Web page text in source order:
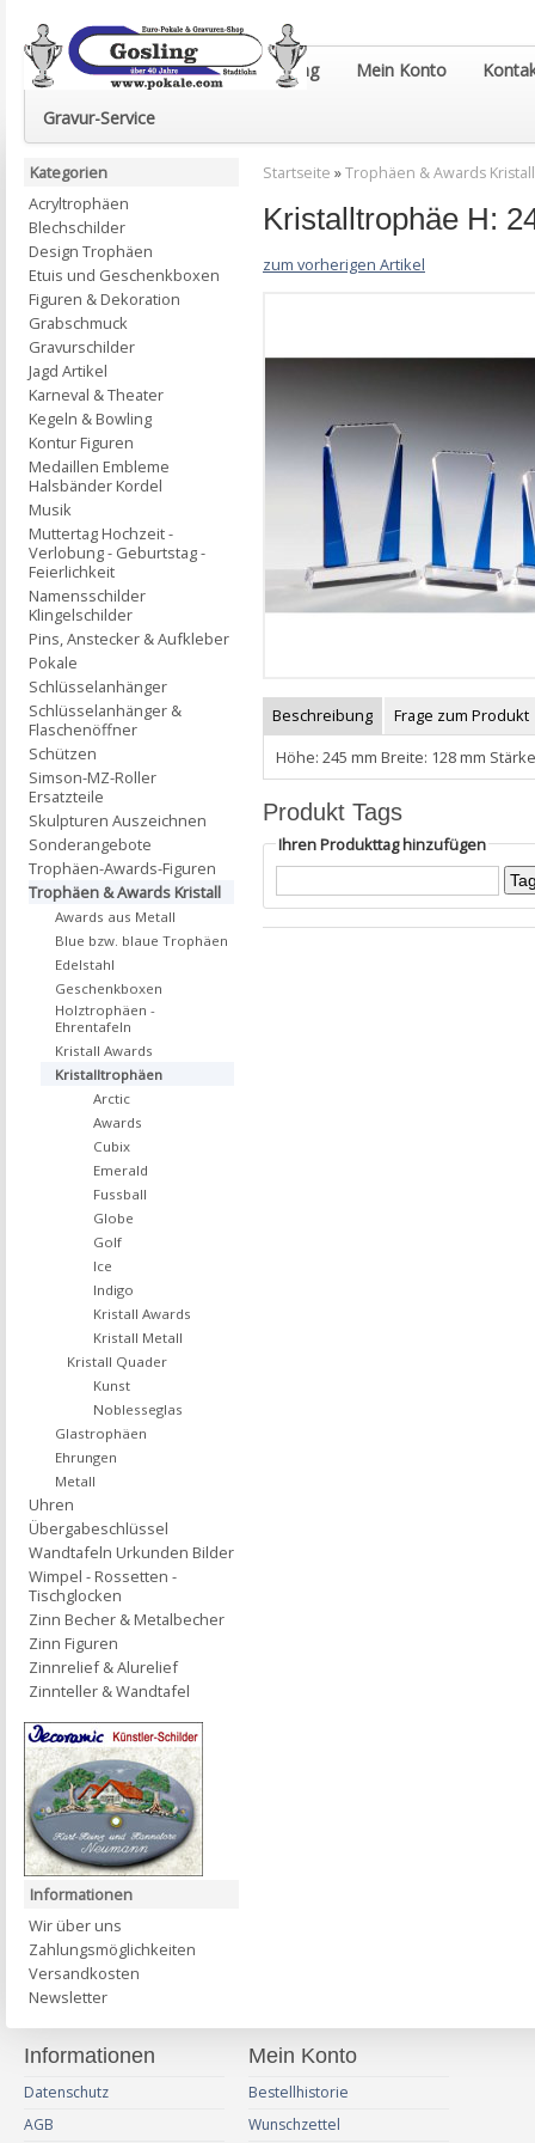
Euro-Pokale & Gravur-Shop Gosling Mein Konto
Gravur-Service
Startseite »Trophäen & Awards Kristall
Kristalltrophäe H:
zum vorherigen Artikel
Beschreibung
Frage zum Produkt
Höhe: 245 mm Breite: 128 mm
Produkt Tags
Ihren Produkttag hinzufügen
Kategorien
Acryltrophäen
Blechschilder
Design Trophäen
Etuis und Geschenkboxen
Figuren & Dekoration
Grabschmuck
Gravurschilder
Jagd Artikel
Karneval & Theater
Kegeln & Bowling
Kontur Figuren
Medaillen Embleme
Halsbänder Kordel
Musik
Muttertag Hochzeit -
Verlobung - Geburtstag -
Feierlichkeit
Namensschilder
Klingelschilder
Pins, Anstecker & Aufkleber
Pokale
Schlüsselanhänger
Schlüsselanhänger &
Flaschenöffner
Schützen
Simson-MZ-Roller
Ersatzteile
Skulpturen Auszeichnen
Sonderangebote
Trophäen-Awards-Figuren
Trophäen & Awards Kristall
Awards aus Metall
Blue bzw. blaue Trophäen
Edelstahl
Geschenkboxen
Holztrophäen -
Ehrentafeln
Kristall Awards
Kristalltrophäen
Arctic
Awards
Cubix
Emerald
Fussball
Globe
Golf
Ice
Indigo
Kristall Awards
Kristall Metall
Kristall Quader
Kunst
Noblesseglas
Glastrophäen
Ehrungen
Metall
Uhren
Übergabeschlüssel
Wandtafeln Urkunden Bilder
Wimpel - Rossetten -
Tischglocken
Zinn Becher & Metalbecher
Zinn Figuren
Zinnrelief & Alurelief
Zinnteller & Wandtafel
Informationen
Wir über uns
Zahlungsmöglichkeiten
Versandkosten
Newsletter
Informationen
Datenschutz
AGB
Mein Konto
Bestellhistorie
Wunschzettel